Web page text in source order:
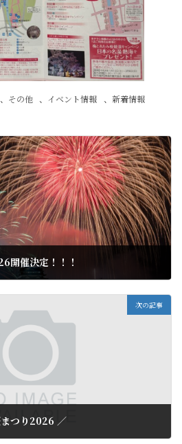
、 その他 、 イベント情報 、 新着情報
催決定！！！
次の記事
つり2026 ／